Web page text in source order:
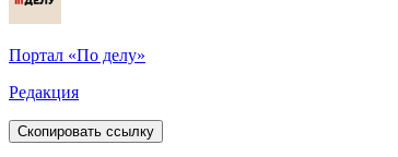
Портал «По делу»
Редакция
Скопировать ссылку